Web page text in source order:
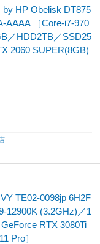
by HP Obelisk DT875
AAAA ［Core-i7-970
／HDD2TB／SSD25
2060 SUPER(8GB)
TE02-0098jp 6H2F
12900K (3.2GHz)／1
RTX 3080Ti
Pro］